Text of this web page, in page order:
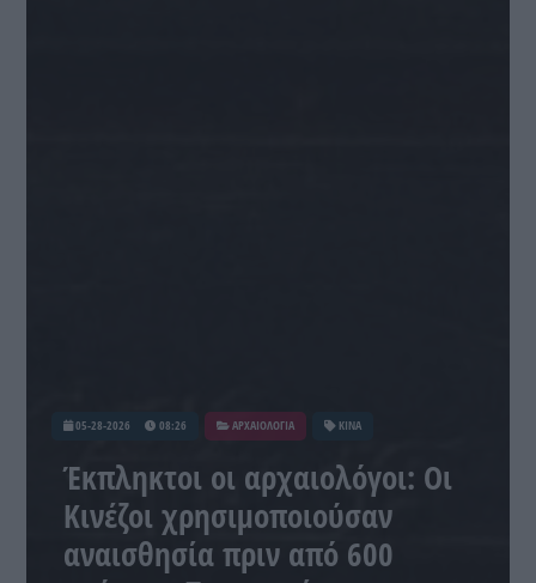
05-28-2026 08:26 ΑΡΧΑΙΟΛΟΓΙΑ ΚΙΝΑ
Έκπληκτοι οι αρχαιολόγοι: Οι
Κινέζοι χρησιμοποιούσαν
αναισθησία πριν από 600